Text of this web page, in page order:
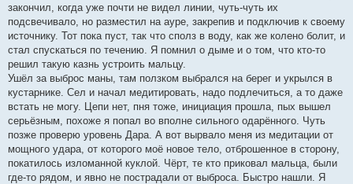
закончил, когда уже почти не видел линии, чуть-чуть их
подсвечивало, но разместил на ауре, закрепив и подключив к своему
источнику. Тот пока пуст, так что сполз в воду, как же колено болит, и
стал спускаться по течению. Я помнил о дыме и о том, что кто-то
решил такую казнь устроить мальцу.
Ушёл за выброс маны, там ползком выбрался на берег и укрылся в
кустарнике. Сел и начал медитировать, надо подлечиться, а то даже
встать не могу. Цепи нет, пня тоже, инициация прошла, пых вышел
серьёзным, похоже я попал во вполне сильного одарённого. Чуть
позже проверю уровень Дара. А вот вырвало меня из медитации от
мощного удара, от которого моё новое тело, отброшенное в сторону,
покатилось изломанной куклой. Чёрт, те кто приковал мальца, были
где-то рядом, и явно не пострадали от выброса. Быстро нашли. Я